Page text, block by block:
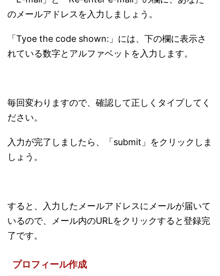
のメールアドレスを入力しましょう。
「Tyoe the code shown:」には、下の欄に表示さ
れている数字とアルファベットを入力します。
毎回変わりますので、確認して正しくタイプしてく
ださい。
入力が完了しましたら、「submit」をクリックしま
しょう。
すると、入力したメールアドレスにメールが届いて
いるので、メール内のURLをクリックすると登録完
了です。
プロフィール作成